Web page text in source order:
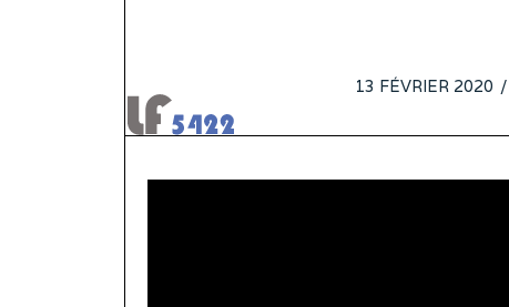
POSTED
13 FÉVRIER 2020